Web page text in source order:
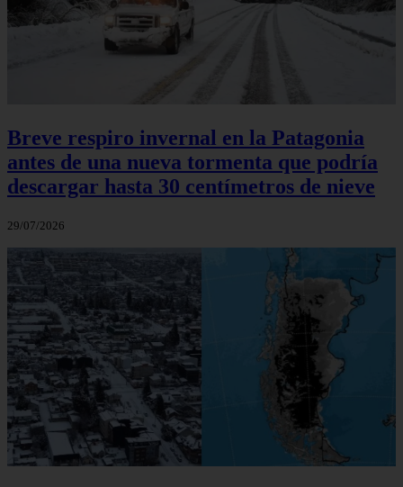
Breve respiro invernal en la Patagonia
antes de una nueva tormenta que podría
descargar hasta 30 centímetros de nieve
29/07/2026